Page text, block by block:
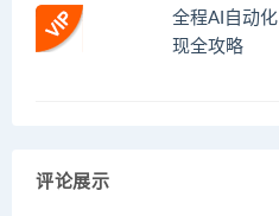
全程AI自动
现全攻略
评论展示